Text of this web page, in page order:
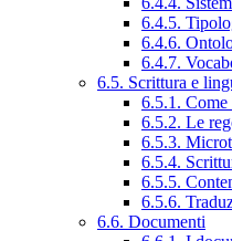
6.4.5.
6.4.6.
6.4.7.
6.5. Scrittura e
6.5.1. Come
6.5.2. Le
6.5.3.
6.5.4.
6.5.5.
6.5.6.
6.6. Documenti